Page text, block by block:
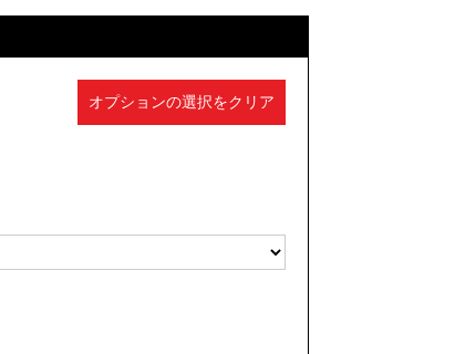
オプションの選択をクリア